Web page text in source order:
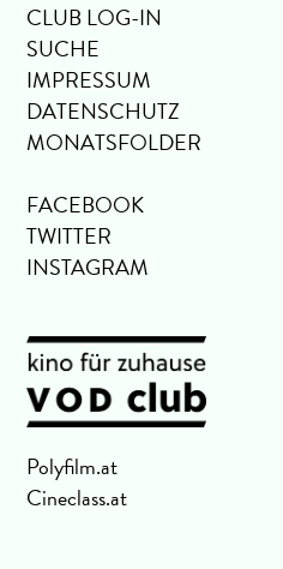
CLUB LOG-IN
SUCHE
IMPRESSUM
DATENSCHUTZ
MONATSFOLDER
FACEBOOK
TWITTER
INSTAGRAM
Polyfilm.at
Cineclass.at